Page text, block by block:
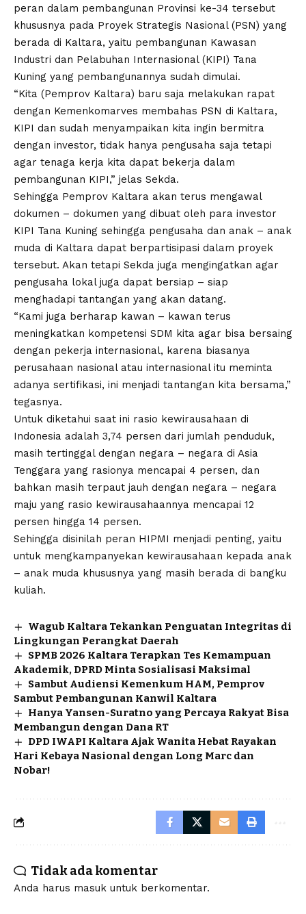
peran dalam pembangunan Provinsi ke-34 tersebut
khususnya pada Proyek Strategis Nasional (PSN) yang
berada di Kaltara, yaitu pembangunan Kawasan
Industri dan Pelabuhan Internasional (KIPI) Tana
Kuning yang pembangunannya sudah dimulai.
“Kita (Pemprov Kaltara) baru saja melakukan rapat
dengan Kemenkomarves membahas PSN di Kaltara,
KIPI dan sudah menyampaikan kita ingin bermitra
dengan investor, tidak hanya pengusaha saja tetapi
agar tenaga kerja kita dapat bekerja dalam
pembangunan KIPI,” jelas Sekda.
Sehingga Pemprov Kaltara akan terus mengawal
dokumen – dokumen yang dibuat oleh para investor
KIPI Tana Kuning sehingga pengusaha dan anak – anak
muda di Kaltara dapat berpartisipasi dalam proyek
tersebut. Akan tetapi Sekda juga mengingatkan agar
pengusaha lokal juga dapat bersiap – siap
menghadapi tantangan yang akan datang.
“Kami juga berharap kawan – kawan terus
meningkatkan kompetensi SDM kita agar bisa bersaing
dengan pekerja internasional, karena biasanya
perusahaan nasional atau internasional itu meminta
adanya sertifikasi, ini menjadi tantangan kita bersama,”
tegasnya.
Untuk diketahui saat ini rasio kewirausahaan di
Indonesia adalah 3,74 persen dari jumlah penduduk,
masih tertinggal dengan negara – negara di Asia
Tenggara yang rasionya mencapai 4 persen, dan
bahkan masih terpaut jauh dengan negara – negara
maju yang rasio kewirausahaannya mencapai 12
persen hingga 14 persen.
Sehingga disinilah peran HIPMI menjadi penting, yaitu
untuk mengkampanyekan kewirausahaan kepada anak
– anak muda khususnya yang masih berada di bangku
kuliah.
Wagub Kaltara Tekankan Penguatan Integritas di
Lingkungan Perangkat Daerah
SPMB 2026 Kaltara Terapkan Tes Kemampuan
Akademik, DPRD Minta Sosialisasi Maksimal
Sambut Audiensi Kemenkum HAM, Pemprov
Sambut Pembangunan Kanwil Kaltara
Hanya Yansen-Suratno yang Percaya Rakyat Bisa
Membangun dengan Dana RT
DPD IWAPI Kaltara Ajak Wanita Hebat Rayakan
Hari Kebaya Nasional dengan Long Marc dan
Nobar!
Tidak ada komentar
Anda harus masuk untuk berkomentar.